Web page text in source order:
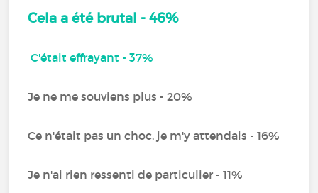
Cela a été brutal - 46%
C'était effrayant - 37%
Je ne me souviens plus - 20%
Ce n'était pas un choc, je m'y attendais - 16%
Je n'ai rien ressenti de particulier - 11%